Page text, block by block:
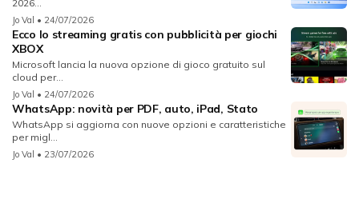
2026...
Jo Val • 24/07/2026
Ecco lo streaming gratis con pubblicità per giochi
XBOX
Microsoft lancia la nuova opzione di gioco gratuito sul
cloud per...
Jo Val • 24/07/2026
WhatsApp: novità per PDF, auto, iPad, Stato
WhatsApp si aggiorna con nuove opzioni e caratteristiche
per migl...
Jo Val • 23/07/2026